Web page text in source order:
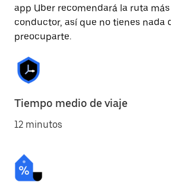
app Uber recomendará la ruta
conductor, así que no tienes nada
preocuparte.
Tiempo medio de viaje
12 minutos